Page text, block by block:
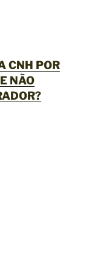
CNH POR
NÃO